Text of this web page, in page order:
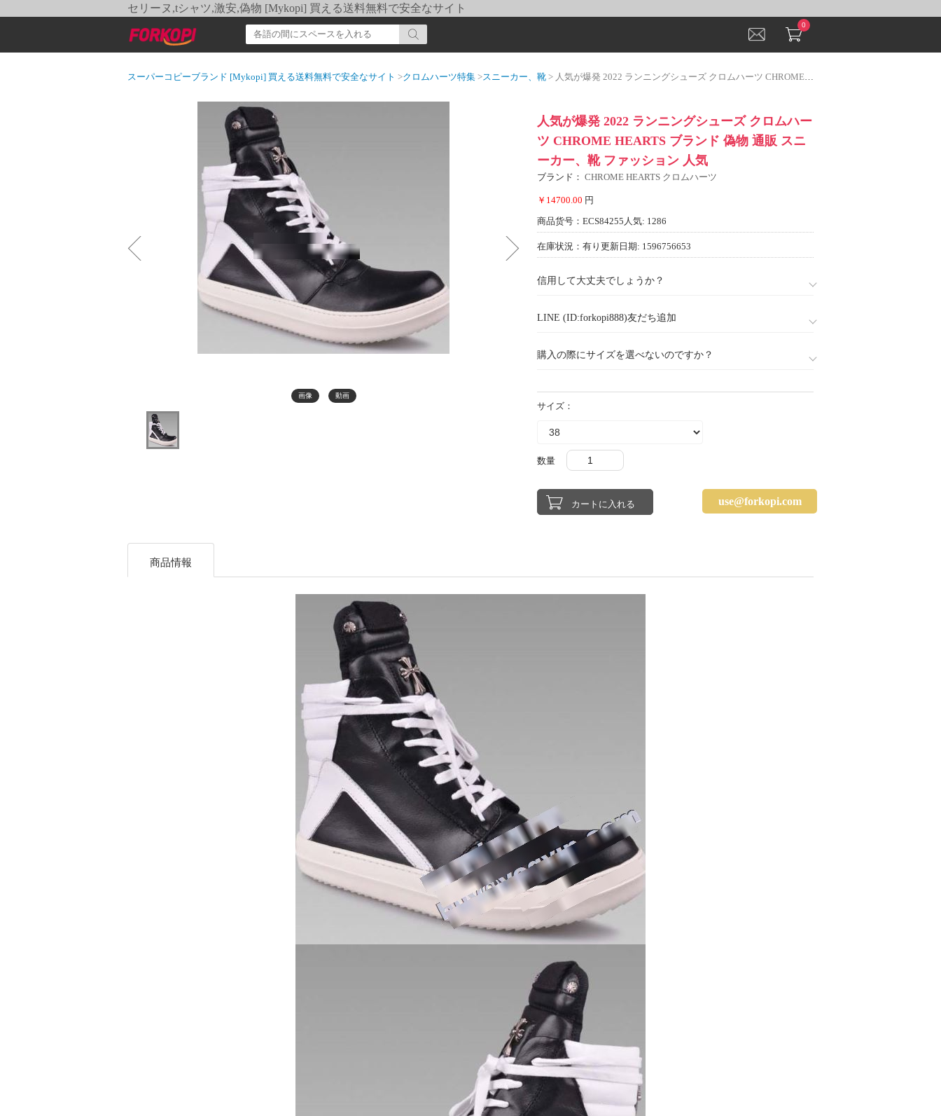
セリーヌ,tシャツ,激安,偽物 [Mykopi] 買える送料無料で安全なサイト
0
スーパーコピーブランド [Mykopi] 買える送料無料で安全なサイト >クロムハーツ特集 >スニーカー、靴 > 人気が爆発 2022 ランニングシューズ クロムハーツ CHROME HEARTS ブランド 偽物 通販 スニーカー、靴 ファッション 人気
画像 動画
人気が爆発 2022 ランニングシューズ クロムハー
ツ CHROME HEARTS ブランド 偽物 通販 スニ
ーカー、靴 ファッション 人気
ブランド： CHROME HEARTS クロムハーツ
￥14700.00 円
商品货号：ECS84255 人気: 1286
在庫状況：有り 更新日期: 1596756653
信用して大丈夫でしょうか？
LINE (ID:forkopi888)友だち追加
購入の際にサイズを選べないのですか？
サイズ：
数量
use@forkopi.com
商品情報